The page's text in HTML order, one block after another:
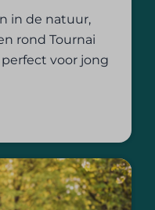
in de natuur,
rond Tournai
voor jong